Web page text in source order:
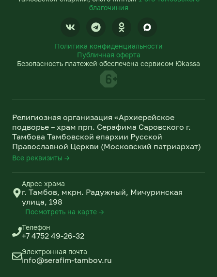
благочиния
V
k
T
e
e
g
m
O
d
o
k
s
i
k
i
Политика конфиденциальности
Публичная оферта
Безопасность платежей обеспечена сервисом Юkassa
Религиозная организация «Архиерейское
подворье – храм прп. Серафима Саровского г.
Тамбова Тамбовской епархии Русской
Православной Церкви (Московский патриархат)
Все реквизиты →
Адрес храма
г. Тамбов, мкрн. Радужный, Мичуринская
улица, 198
Посмотреть на карте →
Телефон
+7 4752 49-26-32
Электронная почта
info@serafim-tambov.ru